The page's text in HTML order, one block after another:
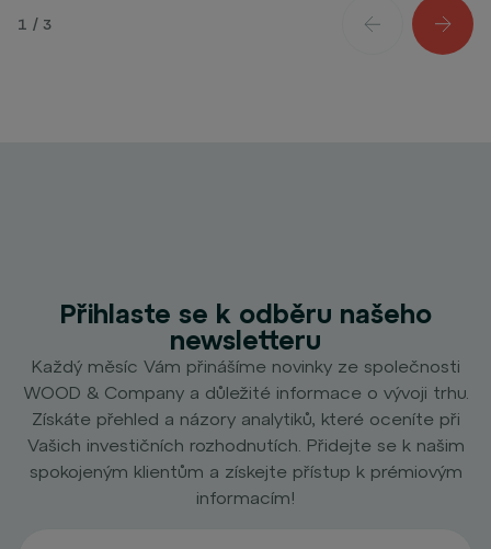
1 / 3
Přihlaste se k odběru našeho
newsletteru
Každý měsíc Vám přinášíme novinky ze společnosti
WOOD & Company a důležité informace o vývoji trhu.
Získáte přehled a názory analytiků, které oceníte při
Vašich investičních rozhodnutích. Přidejte se k našim
spokojeným klientům a získejte přístup k prémiovým
informacím!